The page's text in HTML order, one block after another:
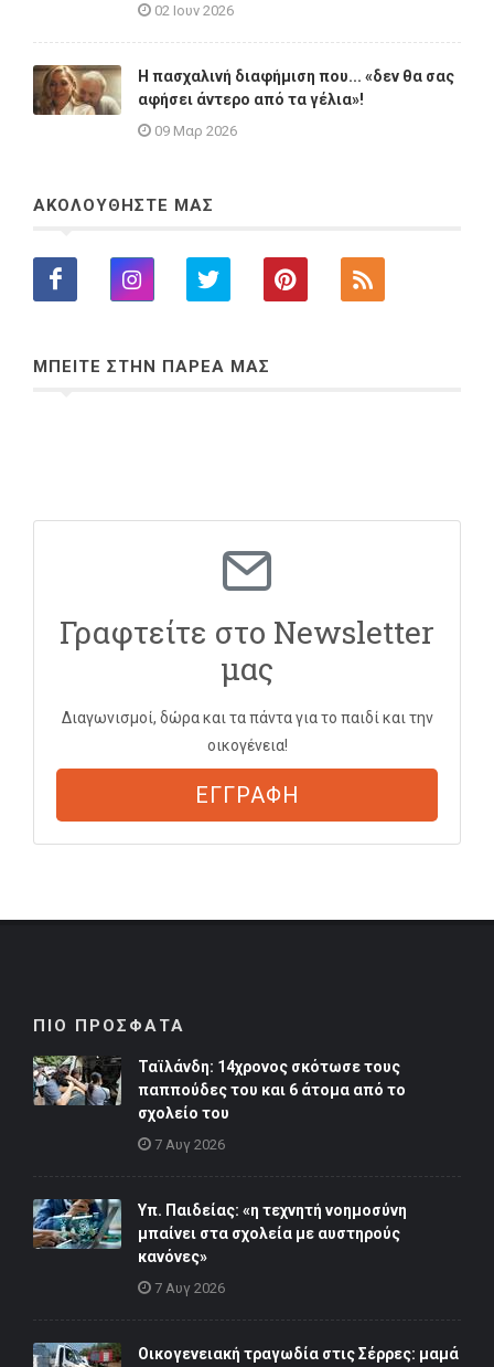
02 Ιουν 2026
Η πασχαλινή διαφήμιση που... «δεν θα σας
αφήσει άντερο από τα γέλια»!
09 Μαρ 2026
ΑΚΟΛΟΥΘΗΣΤΕ ΜΑΣ
ΜΠΕΙΤΕ ΣΤΗΝ ΠΑΡΕΑ ΜΑΣ
Γραφτείτε στο Newsletter
μας
Διαγωνισμοί, δώρα και τα πάντα για το παιδί και την
οικογένεια!
ΕΓΓΡΑΦΗ
ΠΙΟ ΠΡΟΣΦΑΤΑ
Ταϊλάνδη: 14χρονος σκότωσε τους
παππούδες του και 6 άτομα από το
σχολείο του
7 Αυγ 2026
Υπ. Παιδείας: «η τεχνητή νοημοσύνη
μπαίνει στα σχολεία με αυστηρούς
κανόνες»
7 Αυγ 2026
Οικογενειακή τραγωδία στις Σέρρες: μαμά